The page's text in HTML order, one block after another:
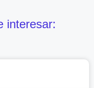
interesar: